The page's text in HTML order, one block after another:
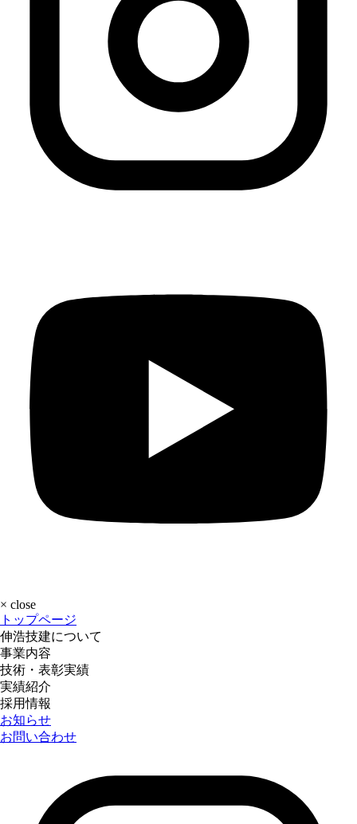
× close
トップページ
伸浩技建について
事業内容
技術・表彰実績
実績紹介
採用情報
お知らせ
お問い合わせ